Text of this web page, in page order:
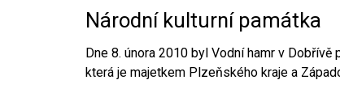
Národní kulturní památka
Dne 8. února 2010 byl Vodní hamr v
která je majetkem Plzeňského kraje a